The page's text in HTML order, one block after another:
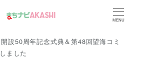
MENU
開設50周年記念式典＆第48回望海コミ
ました